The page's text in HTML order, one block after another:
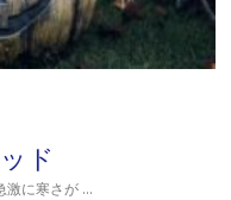
ド
激に寒さが …